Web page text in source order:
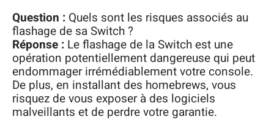
Question : Quels sont les risques associés au
flashage de sa Switch ?
Réponse : Le flashage de la Switch est une
opération potentiellement dangereuse qui peut
endommager irrémédiablement votre console.
De plus, en installant des homebrews, vous
risquez de vous exposer à des logiciels
malveillants et de perdre votre garantie.